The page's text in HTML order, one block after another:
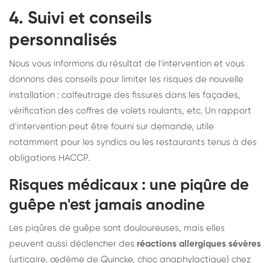
4. Suivi et conseils
personnalisés
Nous vous informons du résultat de l'intervention et vous
donnons des conseils pour limiter les risques de nouvelle
installation : calfeutrage des fissures dans les façades,
vérification des coffres de volets roulants, etc. Un rapport
d'intervention peut être fourni sur demande, utile
notamment pour les syndics ou les restaurants tenus à des
obligations HACCP.
Risques médicaux : une piqûre de
guêpe n'est jamais anodine
Les piqûres de guêpe sont douloureuses, mais elles
peuvent aussi déclencher des réactions allergiques sévères
(urticaire, œdème de Quincke, choc anaphylactique) chez